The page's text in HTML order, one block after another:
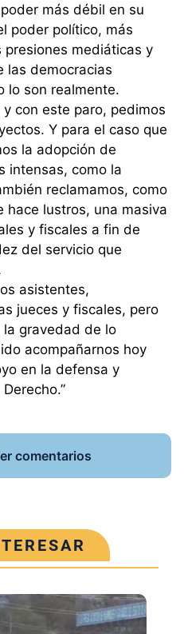
más débil en su
poder político, más
mediáticas y
las democracias
lo son realmente.
con este paro, pedimos
Y para el caso que
la adopción de
intensas, como la
reclamamos, como
hace lustros, una masiva
y fiscales a fin de
del servicio que
asistentes,
jueces y fiscales, pero
gravedad de lo
acompañarnos hoy
en la defensa y
comentarios